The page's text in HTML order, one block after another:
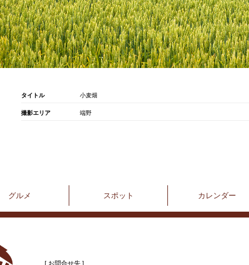
タイトル 小麦畑
撮影エリア 端野
グルメ スポット カレンダー
[ お問合せ先 ]